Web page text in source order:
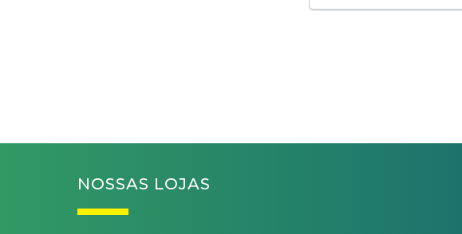
NOSSAS LOJAS